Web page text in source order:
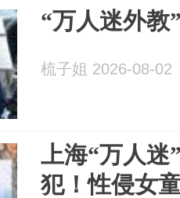
“万人迷外教
梳子姐 2026-08-02
上海“万人迷
犯！性侵女